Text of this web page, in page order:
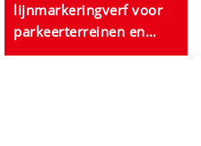
lijnmarkeringverf voor
parkeerterreinen en
industriële